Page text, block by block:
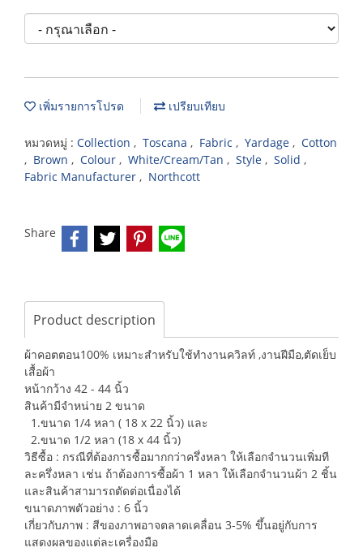
เพิ่มรายการโปรด เปรียบเทียบ
หมวดหมู่ : Collection , Toscana , Fabric , Yardage , Cotton
, Brown , Colour , White/Cream/Tan , Style , Solid ,
Fabric Manufacturer , Northcott
Share
Product description
ผ้าคอตตอน100% เหมาะสำหรับใช้ทำงานควิลท์ ,งานฝีมือ,ตัดเย็บ
เสื้อผ้า
หน้ากว้าง 42 - 44 นิ้ว
สินค้ามีจำหน่าย 2 ขนาด
1.ขนาด 1/4 หลา ( 18 x 22 นิ้ว) และ
2.ขนาด 1/2 หลา (18 x 44 นิ้ว)
วิธีซื้อ : กรณีที่ต้องการซื้อมากกว่าครึ่งหลา ให้เลือกจำนวนเพิ่มที
ละครึ่งหลา เช่น ถ้าต้องการซื้อผ้า 1 หลา ให้เลือกจำนวนผ้า 2 ชิ้น
และสินค้าสามารถตัดต่อเนื่องได้
ขนาดภาพตัวอย่าง : 6 นิ้ว
เกี่ยวกับภาพ : สีของภาพอาจตลาดเคลื่อน 3-5% ขึ้นอยู่กับการ
แสดงผลของแต่ละเครื่องมือ